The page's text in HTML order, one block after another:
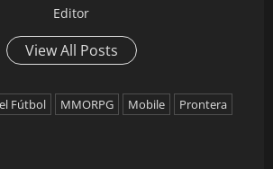
Editor
View All Posts
Fútbol MMORPG Mobile
Prontera